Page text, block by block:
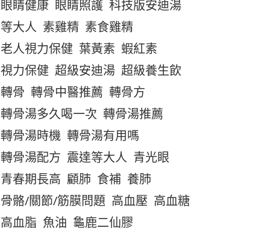
眼睛健康 眼睛照護 科技版安迪湯
等大人 素雞精 素食雞精
老人視力保健 葉黃素 蝦紅素
視力保健 超級安迪湯 超級養生飲
轉骨 轉骨中醫推薦 轉骨方
轉骨湯多久喝一次 轉骨湯推薦
轉骨湯時機 轉骨湯有用嗎
轉骨湯配方 震達等大人 青光眼
青春期長高 顧肺 食補 養肺
骨骼/關節/筋膜問題 高血壓 高血糖
高血脂 魚油 龜鹿二仙膠